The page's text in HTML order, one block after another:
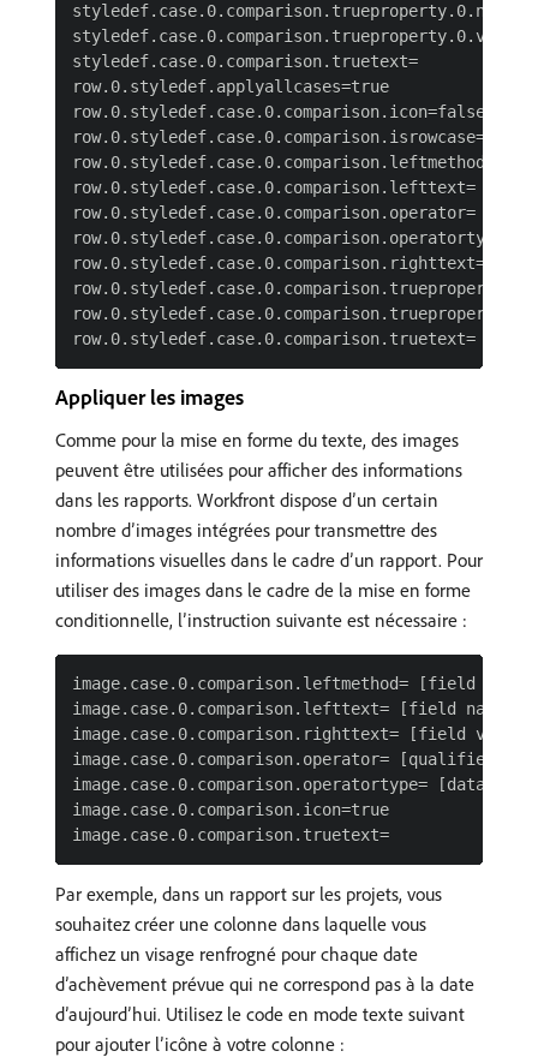
styledef.case.0.comparison.truetext=
row.0.styledef.applyallcases=true
row.0.styledef.case.0.comparison.icon=false
row.0.styledef.case.0.comparison.isrowcase=true
row.0.styledef.case.0.comparison.leftmethod=
row.0.styledef.case.0.comparison.lefttext=
row.0.styledef.case.0.comparison.operator=
row.0.styledef.case.0.comparison.operatortype=
row.0.styledef.case.0.comparison.righttext=
Appliquer les images
Comme pour la mise en forme du texte, des images
peuvent être utilisées pour afficher des informations
dans les rapports. Workfront dispose d’un certain
nombre d’images intégrées pour transmettre des
informations visuelles dans le cadre d’un rapport. Pour
utiliser des images dans le cadre de la mise en forme
conditionnelle, l’instruction suivante est nécessaire :
image.case.0.comparison.leftmethod= [field name]
image.case.0.comparison.lefttext= [field name]
image.case.0.comparison.righttext= [field value]
image.case.0.comparison.operator= [qualifier]
image.case.0.comparison.operatortype= [data
image.case.0.comparison.icon=true
Par exemple, dans un rapport sur les projets, vous
souhaitez créer une colonne dans laquelle vous
affichez un visage renfrogné pour chaque date
d’achèvement prévue qui ne correspond pas à la date
d’aujourd’hui. Utilisez le code en mode texte suivant
pour ajouter l’icône à votre colonne :